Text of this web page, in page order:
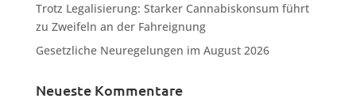
Trotz Legalisierung: Starker Cannabiskonsum führt
zu Zweifeln an der Fahreignung
Gesetzliche Neuregelungen im August 2026
Neueste Kommentare